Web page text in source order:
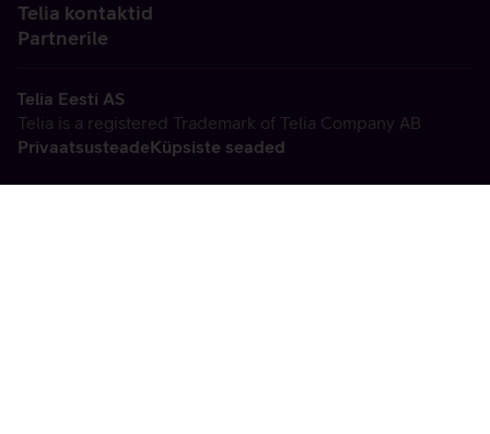
Telia kontaktid
Partnerile
Telia Eesti AS
Telia is a registered Trademark of Telia Company AB
PrivaatsusteadeKüpsiste seaded